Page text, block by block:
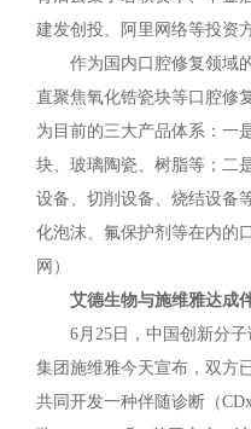
建发创投、阿里网络等投资方
作为国内口腔修复领域
直聚焦氧化锆瓷块等口腔修
为目前的三大产品体系：一
块、玻璃陶瓷、树脂等；二
设备、切削设备、烧结设备
化泡沫、氟保护剂等在内的
网）
艾德生物与施维雅达成
6月25日，中国创新分
集团施维雅今天宣布，双方
共同开发一种伴随诊断（